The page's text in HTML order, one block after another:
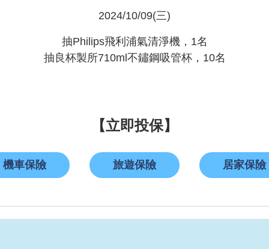
2024/10/09(三)
抽Philips飛利浦氣清淨機，1名
抽良杯製所710ml不鏽鋼吸管杯，10名
【立即投保】
機車保險 旅遊保險 居家保險